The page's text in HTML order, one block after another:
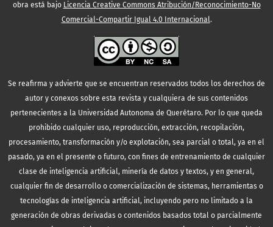
obra está bajo Licencia Creative Commons Atribución/Reconocimiento-No
Comercial-Compartir Igual 4.0 Internacional.
Se reafirma y advierte que se encuentran reservados todos los derechos de
autor y conexos sobre esta revista y cualquiera de sus contenidos
pertenecientes a la Universidad Autonoma de Querétaro. Por lo que queda
prohibido cualquier uso, reproducción, extracción, recopilación,
procesamiento, transformación y/o explotación, sea parcial o total, ya en el
pasado, ya en el presente o futuro, con fines de entrenamiento de cualquier
clase de inteligencia artificial, minería de datos y textos, y en general,
cualquier fin de desarrollo o comercialización de sistemas, herramientas o
tecnologías de inteligencia artificial, incluyendo pero no limitado a la
generación de obras derivadas o contenidos basados total o parcialmente